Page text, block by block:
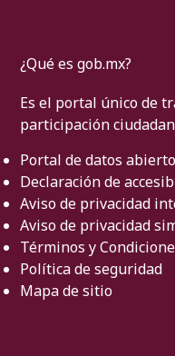
¿Qué es gob.mx?
Es el portal único de
participación
Portal de datos
Declaración de
Aviso de privacidad
Aviso de privacidad
Términos y
Política de seguridad
Mapa de sitio